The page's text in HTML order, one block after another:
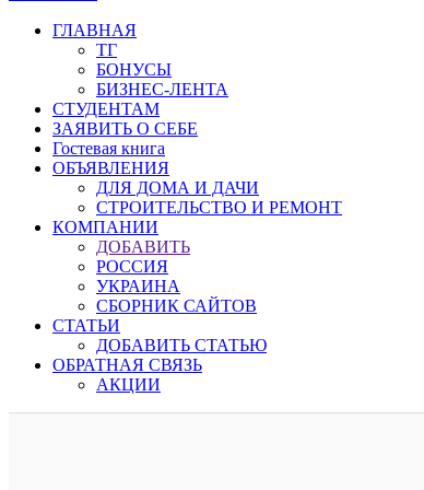
ГЛАВНАЯ
ТГ
БОНУСЫ
БИЗНЕС-ЛЕНТА
СТУДЕНТАМ
ЗАЯВИТЬ О СЕБЕ
Гостевая книга
ОБЪЯВЛЕНИЯ
ДЛЯ ДОМА И ДАЧИ
СТРОИТЕЛЬСТВО И РЕМОНТ
КОМПАНИИ
ДОБАВИТЬ
РОССИЯ
УКРАИНА
СБОРНИК САЙТОВ
СТАТЬИ
ДОБАВИТЬ СТАТЬЮ
ОБРАТНАЯ СВЯЗЬ
АКЦИИ